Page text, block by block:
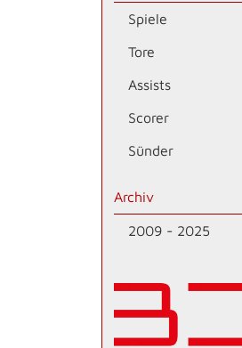
Spiele
Tore
Assists
Scorer
Sünder
Archiv
2009 - 2025